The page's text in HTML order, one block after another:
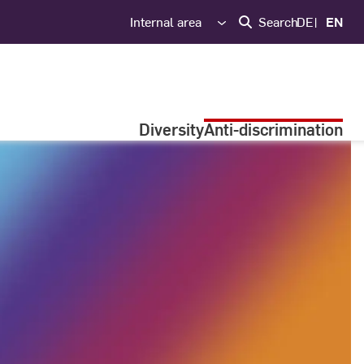
Internal area SearchDE EN
DiversityAnti-discrimination